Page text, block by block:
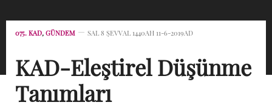
075. KAD, GÜNDEM SAL 8 ŞEVVAL 1440AH 11-6-2019AD
KAD-Eleştirel Düşünme
Tanımları